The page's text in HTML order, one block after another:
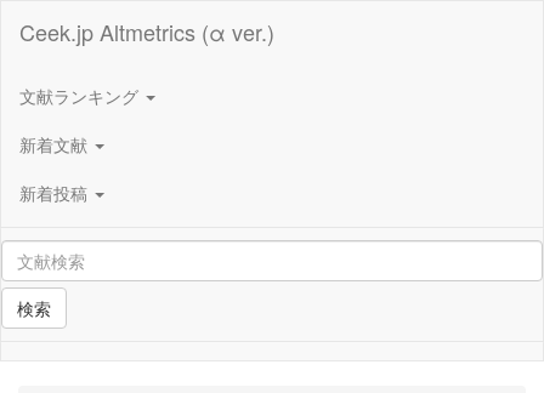
Ceek.jp Altmetrics (α ver.)
文献ランキング
新着文献
新着投稿
検索